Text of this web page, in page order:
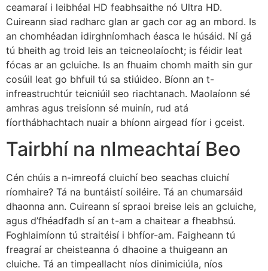
ceamaraí i leibhéal HD feabhsaithe nó Ultra HD.
Cuireann siad radharc glan ar gach cor ag an mbord. Is
an chomhéadan idirghníomhach éasca le húsáid. Ní gá
tú bheith ag troid leis an teicneolaíocht; is féidir leat
fócas ar an gcluiche. Is an fhuaim chomh maith sin gur
cosúil leat go bhfuil tú sa stiúideo. Bíonn an t-
infreastruchtúr teicniúil seo riachtanach. Maolaíonn sé
amhras agus treisíonn sé muinín, rud atá
fíorthábhachtach nuair a bhíonn airgead fíor i gceist.
Tairbhí na nImeachtaí Beo
Cén chúis a n-imreofá cluichí beo seachas cluichí
ríomhaire? Tá na buntáistí soiléire. Tá an chumarsáid
dhaonna ann. Cuireann sí spraoi breise leis an gcluiche,
agus d’fhéadfadh sí an t-am a chaitear a fheabhsú.
Foghlaimíonn tú straitéisí i bhfíor-am. Faigheann tú
freagraí ar cheisteanna ó dhaoine a thuigeann an
cluiche. Tá an timpeallacht níos dinimiciúla, níos